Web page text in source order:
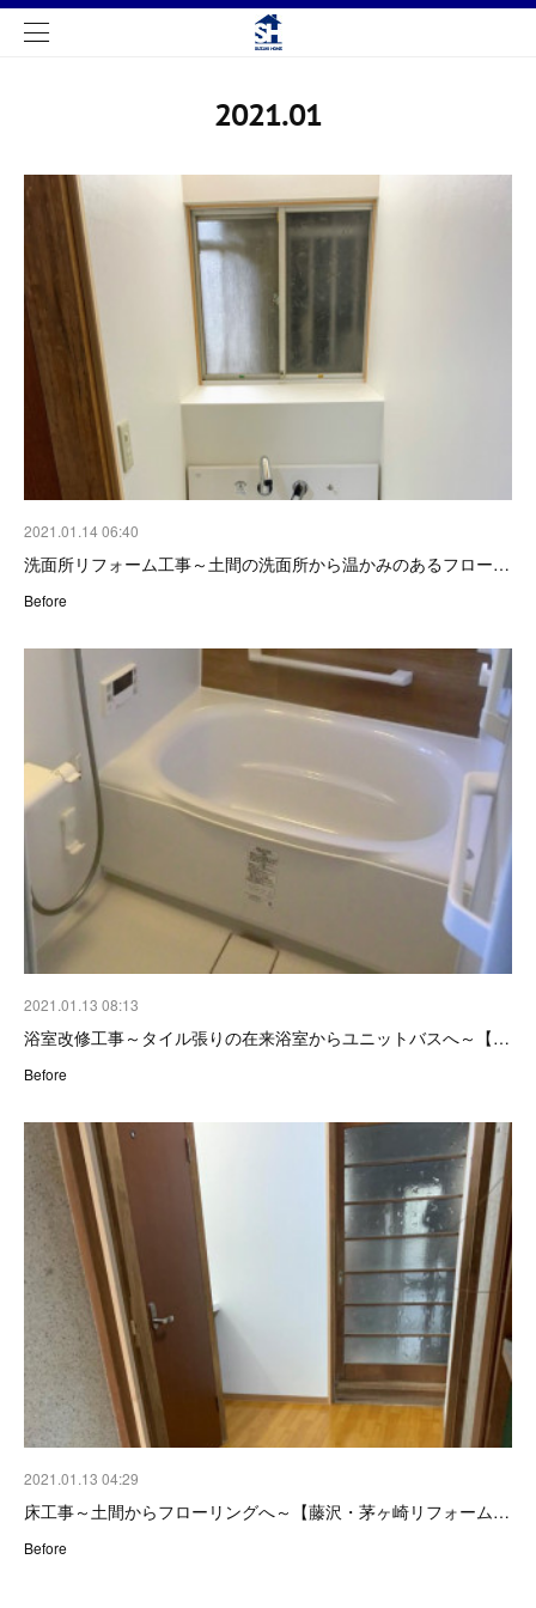
2021.01
2021.01.14 06:40
洗面所リフォーム工事～土間の洗面所から温かみのあるフロー…
Before
2021.01.13 08:13
浴室改修工事～タイル張りの在来浴室からユニットバスへ～【…
Before
2021.01.13 04:29
床工事～土間からフローリングへ～【藤沢・茅ヶ崎リフォーム…
Before